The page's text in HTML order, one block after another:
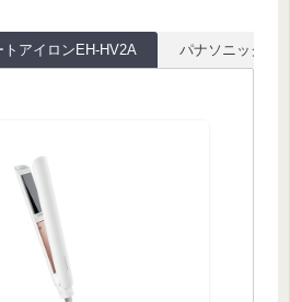
アイロンEH-HV2A パナソニック ヘ